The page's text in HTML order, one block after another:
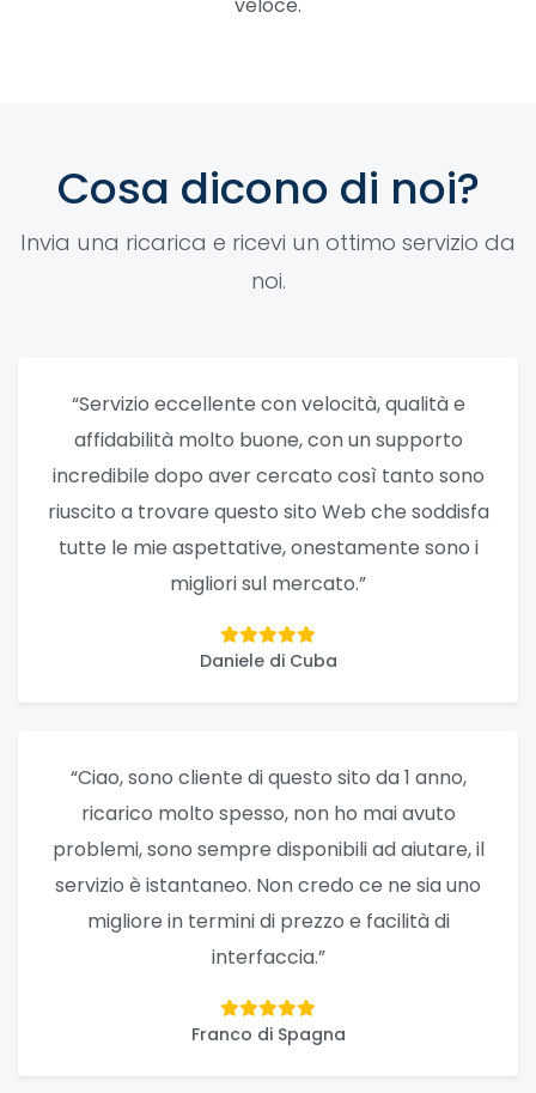
Cosa dicono di noi?
Invia una ricarica e ricevi un ottimo servizio da
noi.
“Servizio eccellente con velocità, qualità e
affidabilità molto buone, con un supporto
incredibile dopo aver cercato così tanto sono
riuscito a trovare questo sito Web che soddisfa
tutte le mie aspettative, onestamente sono i
migliori sul mercato.”
Daniele di Cuba
“Ciao, sono cliente di questo sito da 1 anno,
ricarico molto spesso, non ho mai avuto
problemi, sono sempre disponibili ad aiutare, il
servizio è istantaneo. Non credo ce ne sia uno
migliore in termini di prezzo e facilità di
interfaccia.”
Franco di Spagna